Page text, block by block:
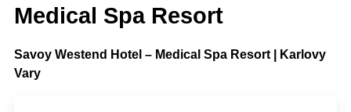
Medical Spa Resort
Savoy Westend Hotel – Medical Spa Resort | Karlovy
Vary